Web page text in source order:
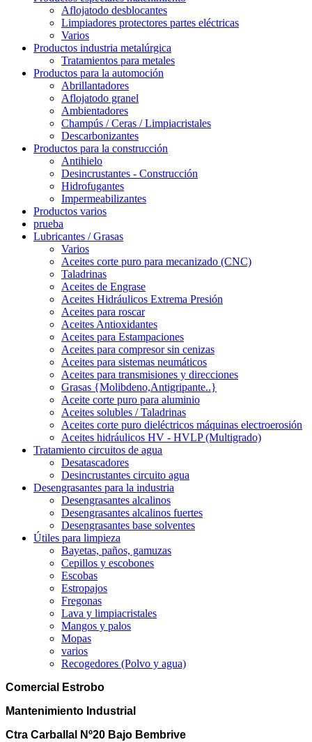
Aflojatodo desblocantes
Limpiadores protectores partes eléctricas
Varios
Productos industria metalúrgica
Tratamientos para metales
Productos para la automoción
Abrillantadores
Aflojatodo granel
Ambientadores
Champús / Ceras / Limpiacristales
Descarbonizantes
Productos para la construcción
Antihielo
Desincrustantes - Construcción
Hidrofugantes
Impermeabilizantes
Productos varios
prueba
Lubricantes / Grasas
Varios
Aceites corte puro para mecanizado (CNC)
Taladrinas
Aceites de Engrase
Aceites Hidráulicos Extrema Presión
Aceites para roscar
Aceites Antioxidantes
Aceites para Estampaciones
Aceites para compresor sin cenizas
Aceites para sistemas neumáticos
Aceites para transmisiones y direcciones
Grasas {Molibdeno,Antigripante..}
Aceite corte puro para aluminio
Aceites solubles / Taladrinas
Aceites corte puro dieléctricos máquinas electroerosión
Aceites hidráulicos HV - HVLP (Multigrado)
Tratamiento circuitos de agua
Desatascadores
Desincrustantes circuito agua
Desengrasantes para la industria
Desengrasantes alcalinos
Desengrasantes alcalinos fuertes
Desengrasantes base solventes
Útiles para limpieza
Bayetas, paños, gamuzas
Cepillos y escobones
Escobas
Estropajos
Fregonas
Lava y limpiacristales
Mangos y palos
Mopas
varios
Recogedores (Polvo y agua)
Comercial Estrobo
Mantenimiento Industrial
Ctra Carballal Nº20 Bajo Bembrive